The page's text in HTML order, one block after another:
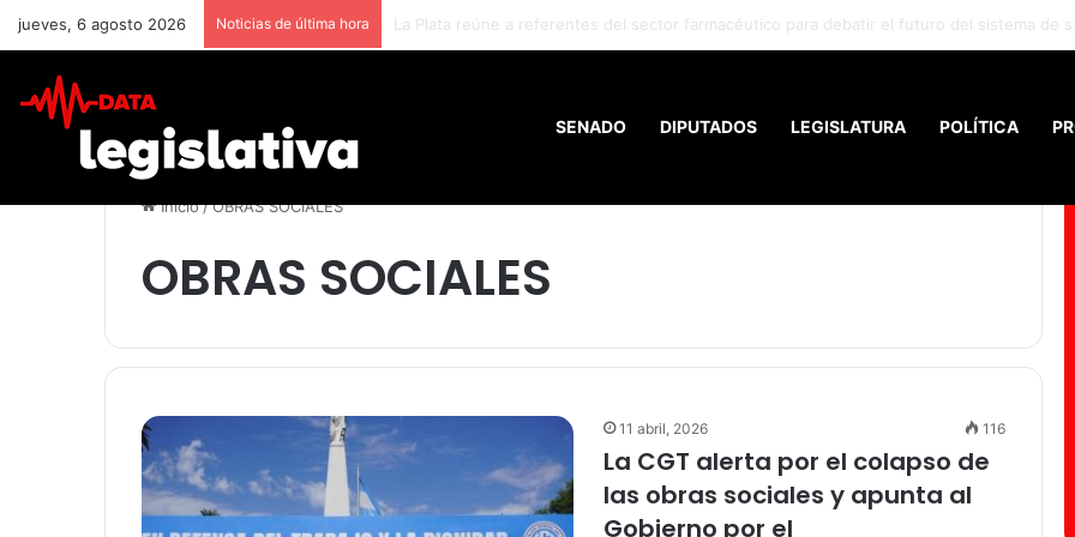
jueves, 6 agosto 2026 Noticias de última hora Santiago ofrece la mejor relación entre salarios y costo de vida frente a Buenos Aires y Montevideo
SENADO DIPUTADOS LEGISLATURA POLÍTICA
Inicio/OBRAS SOCIALES
OBRAS SOCIALES
11 abril, 2026 116
La CGT alerta por el colapso de
las obras sociales y apunta al
Gobierno por el